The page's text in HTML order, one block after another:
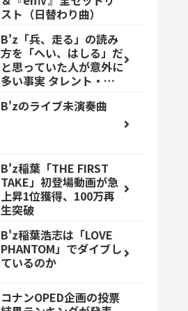
スト（日替わり曲）
B'z「兵、走る」の読み
方を「へい、はしる」だ
と思っていた人が意外に
多い事実 タレント・ベ
B'zのライブ未演奏曲
B'z稲葉「THE FIRST
TAKE」初登場動画が急
上昇1位獲得、100万再
生突破
B'z稲葉浩志は「LOVE
PHANTOM」でダイブし
ているのか
コナンOPED企画の投票